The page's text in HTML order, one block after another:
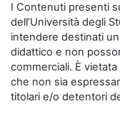
I Contenuti presenti
dell’Università degli
intendere destinati
didattico e non
commerciali. È
che non sia
titolari e/o detentori